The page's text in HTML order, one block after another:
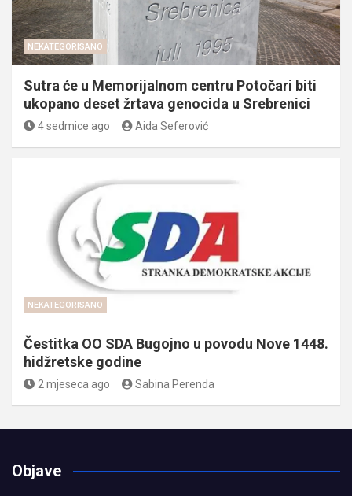
NEKATEGORISANO
Sutra će u Memorijalnom centru Potočari biti
ukopano deset žrtava genocida u Srebrenici
4 sedmice ago Aida Seferović
NEKATEGORISANO
Čestitka OO SDA Bugojno u povodu Nove 1448.
hidžretske godine
2 mjeseca ago Sabina Perenda
Objave